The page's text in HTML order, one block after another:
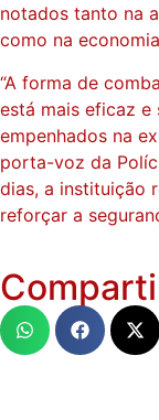
notados tanto na
como na
“A forma de
está mais eficaz e
empenhados na
porta-voz da
dias, a instituição
reforçar a